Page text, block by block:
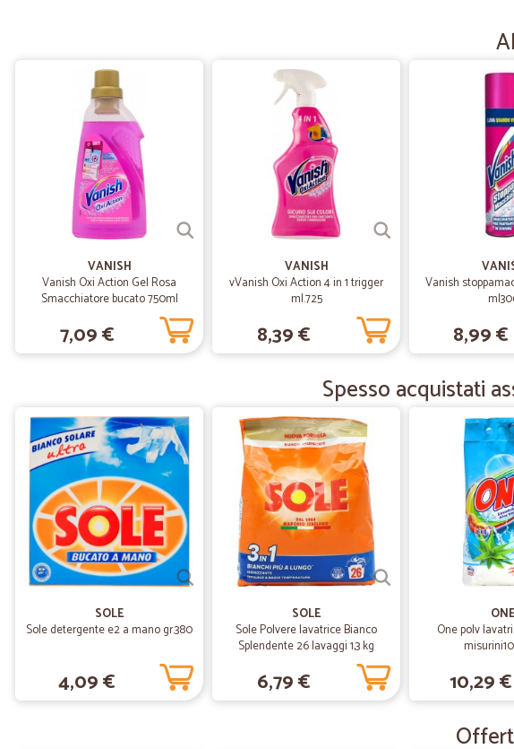
VANISH
Vanish Oxi Action Gel Rosa
Smacchiatore bucato 750ml
7,09 €
VANISH
vVanish Oxi Action 4 in 1 trigger
ml.725
8,39 €
Vanish
8,99 €
Spesso acquistati
SOLE
Sole detergente e2 a mano gr.380
4,09 €
SOLE
Sole Polvere lavatrice Bianco
Splendente 26 lavaggi 1,3 kg
6,79 €
One polv
10,29 €